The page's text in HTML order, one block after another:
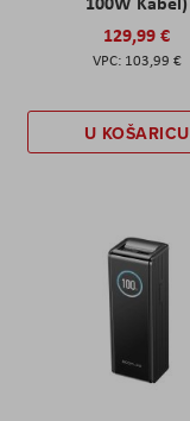
129,99 €
103,99 €
U KOŠARICU